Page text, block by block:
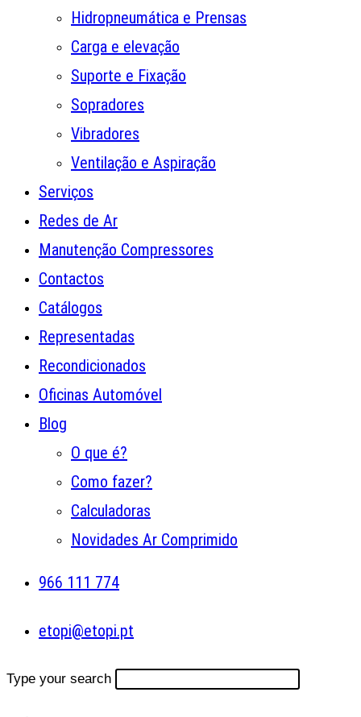
Hidropneumática e Prensas
Carga e elevação
Suporte e Fixação
Sopradores
Vibradores
Ventilação e Aspiração
Serviços
Redes de Ar
Manutenção Compressores
Contactos
Catálogos
Representadas
Recondicionados
Oficinas Automóvel
Blog
O que é?
Como fazer?
Calculadoras
Novidades Ar Comprimido
966 111 774
etopi@etopi.pt
Type your search